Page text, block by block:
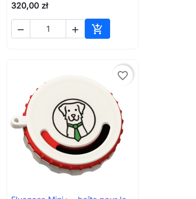
320,00 zł
  
Ajouter au panier
favorite_border